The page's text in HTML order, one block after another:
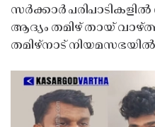
സർക്കാർ
ആദ്യം തമിഴ് തായ്
തമിഴ്നാട് നിയമസഭയിൽ